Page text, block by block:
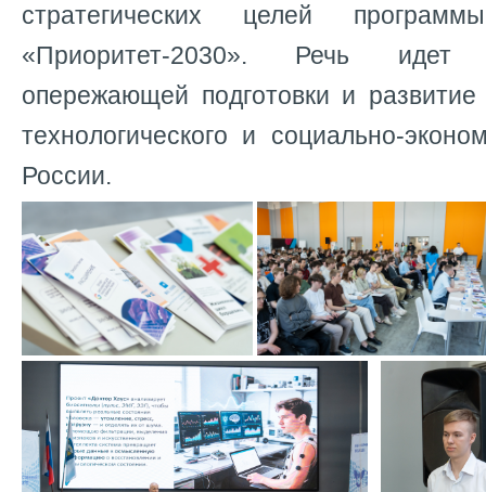
стратегических целей
«Приоритет-2030». Речь идет
опережающей подготовки и
технологического и социально-
России.